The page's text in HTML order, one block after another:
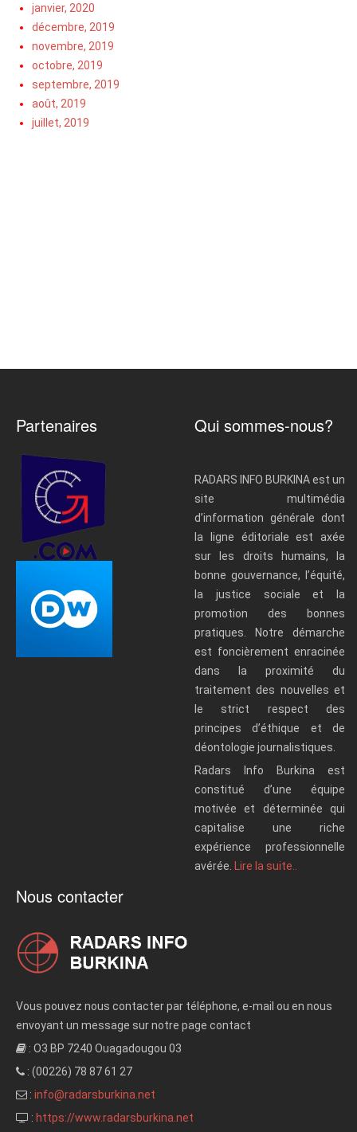
janvier, 2020
décembre, 2019
novembre, 2019
octobre, 2019
septembre, 2019
août, 2019
juillet, 2019
Partenaires Qui sommes-nous?
RADARS INFO BURKINA est un
site multimédia
d’information générale dont
la ligne éditoriale est axée
sur les droits humains, la
bonne gouvernance, l’équité,
la justice sociale et la
promotion des bonnes
pratiques. Notre démarche
est foncièrement enracinée
dans la proximité du
traitement des nouvelles et
le strict respect des
principes d’éthique et de
déontologie journalistiques.
Radars Info Burkina est
constitué d’une équipe
motivée et déterminée qui
capitalise une riche
expérience professionnelle
avérée.
Lire la suite..
Nous contacter
Vous pouvez nous contacter par téléphone, e-mail ou en nous
envoyant un message sur notre page contact
: O3 BP 7240 Ouagadougou 03
: (00226) 78 87 61 27
: info@radarsburkina.net
: https://www.radarsburkina.net